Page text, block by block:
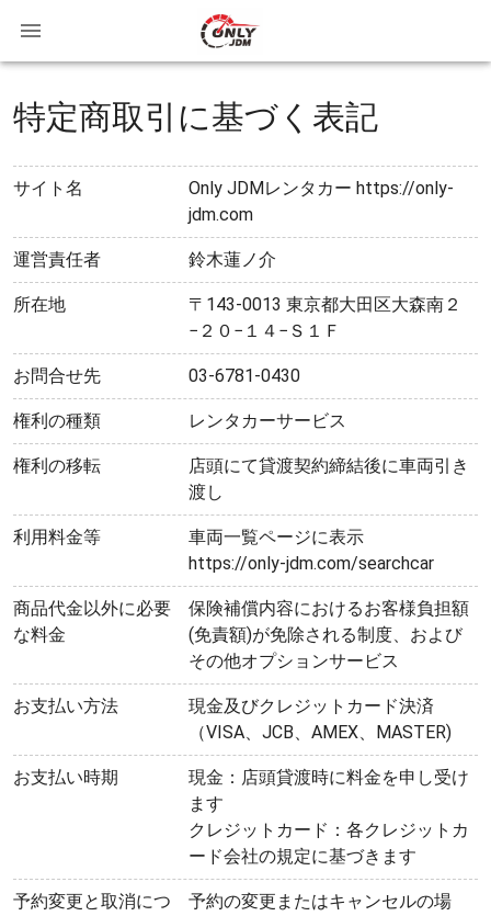
特定商取引に基づく表記
サイト名 Only JDMレンタカーhttps://only-
jdm.com
運営責任者 鈴木蓮ノ介
所在地
〒143-0013 東京都大田区大森南２
−２０−１４−Ｓ１Ｆ
お問合せ先 03-6781-0430
権利の種類 レンタカーサービス
権利の移転
店頭にて貸渡契約締結後に車両引き
渡し
利用料金等
車両一覧ページに表示
https://only-jdm.com/searchcar
商品代金以外に必要
な料金
保険補償内容におけるお客様負担額
(免責額)が免除される制度、および
その他オプションサービス
お支払い方法
現金及びクレジットカード決済
（VISA、JCB、AMEX、MASTER)
お支払い時期
現金：店頭貸渡時に料金を申し受け
ます
クレジットカード：各クレジットカ
ード会社の規定に基づきます
予約変更と取消につ
予約の変更またはキャンセルの場